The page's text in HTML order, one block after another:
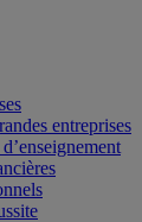
entreprises